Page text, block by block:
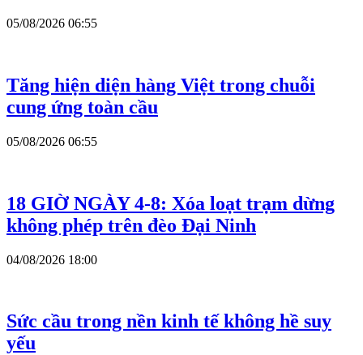
05/08/2026 06:55
Tăng hiện diện hàng Việt trong chuỗi
cung ứng toàn cầu
05/08/2026 06:55
18 GIỜ NGÀY 4-8: Xóa loạt trạm dừng
không phép trên đèo Đại Ninh
04/08/2026 18:00
Sức cầu trong nền kinh tế không hề suy
yếu